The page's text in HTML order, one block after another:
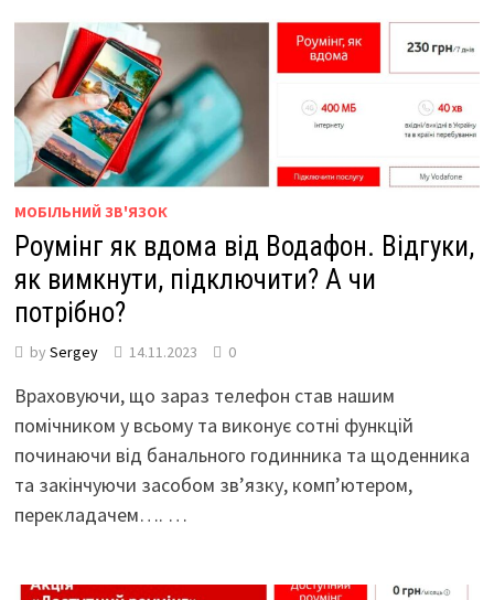
МОБІЛЬНИЙ ЗВ'ЯЗОК
Роумінг як вдома від Водафон. Відгуки,
як вимкнути, підключити? А чи
потрібно?
by Sergey 14.11.2023 0
Враховуючи, що зараз телефон став нашим
помічником у всьому та виконує сотні функцій
починаючи від банального годинника та щоденника
та закінчуючи засобом зв’язку, комп’ютером,
перекладачем…. …